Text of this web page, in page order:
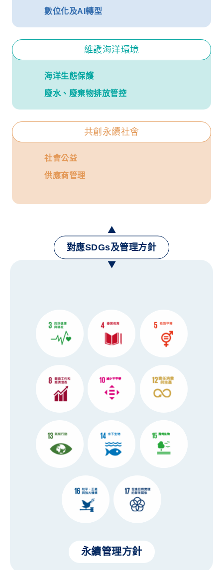
數位化及AI轉型
維護海洋環境
海洋生態保護
廢水、廢棄物排放管控
共創永續社會
社會公益
供應商管理
對應SDGs及管理方針
永續管理方針